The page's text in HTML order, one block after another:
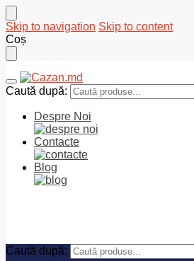
Skip to navigation Skip to content
Coș
Caută după:
Despre Noi
Contacte
Blog
Caută după: